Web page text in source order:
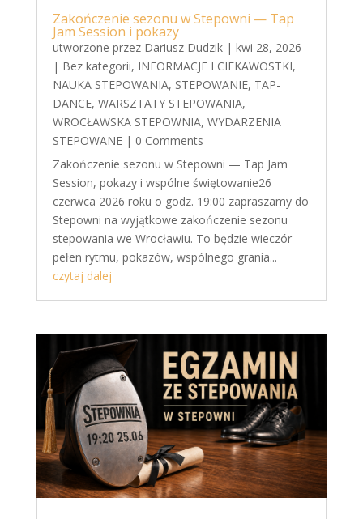
Zakończenie sezonu w Stepowni — Tap
Jam Session i pokazy
utworzone przez Dariusz Dudzik| kwi 28, 2026
| Bez kategorii, INFORMACJE I CIEKAWOSTKI,
NAUKA STEPOWANIA, STEPOWANIE, TAP-
DANCE, WARSZTATY STEPOWANIA,
WROCŁAWSKA STEPOWNIA, WYDARZENIA
STEPOWANE| 0 Comments
Zakończenie sezonu w Stepowni — Tap Jam
Session, pokazy i wspólne świętowanie26
czerwca 2026 roku o godz. 19:00 zapraszamy do
Stepowni na wyjątkowe zakończenie sezonu
stepowania we Wrocławiu. To będzie wieczór
pełen rytmu, pokazów, wspólnego grania...
czytaj dalej